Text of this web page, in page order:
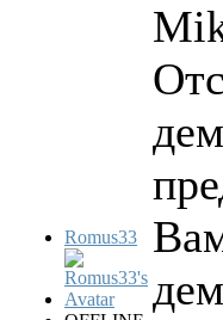
Romus33